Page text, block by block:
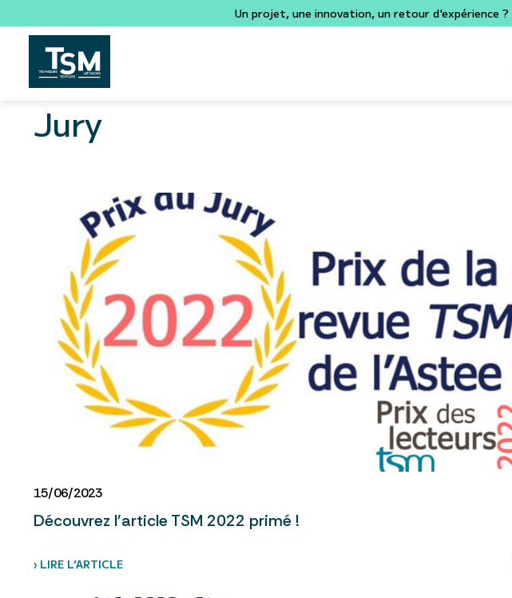
Un projet, une innovation, un retour d'expérience ?
Jury
15/06/2023
Découvrez l'article TSM 2022 primé !
› LIRE L’ARTICLE